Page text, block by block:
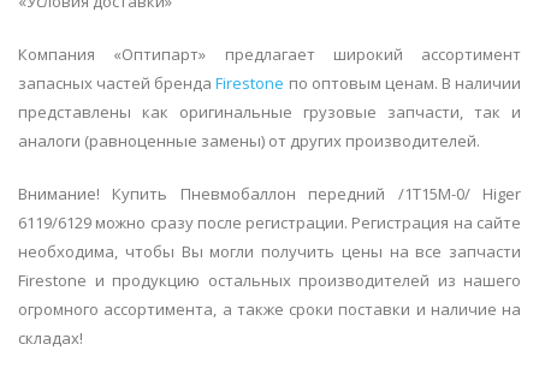
Компания «Оптипарт» предлагает широкий ассортимент
запасных частей брендаFirestone по оптовым ценам. В наличии
представлены как оригинальные грузовые запчасти, так и
аналоги (равноценные замены) от других производителей.
Внимание! Купить Пневмобаллон передний /1T15M-0/ Higer
6119/6129 можно сразу после регистрации. Регистрация на сайте
необходима, чтобы Вы могли получить цены на все запчасти
Firestone и продукцию остальных производителей из нашего
огромного ассортимента, а также сроки поставки и наличие на
складах!